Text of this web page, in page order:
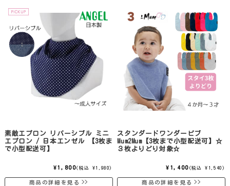
素敵エプロン リバーシブル ミニ
エプロン / 日本エンゼル 【3枚ま
で小型配送可】
¥1,800(税込 ¥1,980)
商品の詳細を見る
スタンダードワンダービブ
Mum2Mum【3枚まで小型配送可】☆
３枚よりどり対象☆
¥1,400 (税込 ¥1,540)
商品の詳細を見る